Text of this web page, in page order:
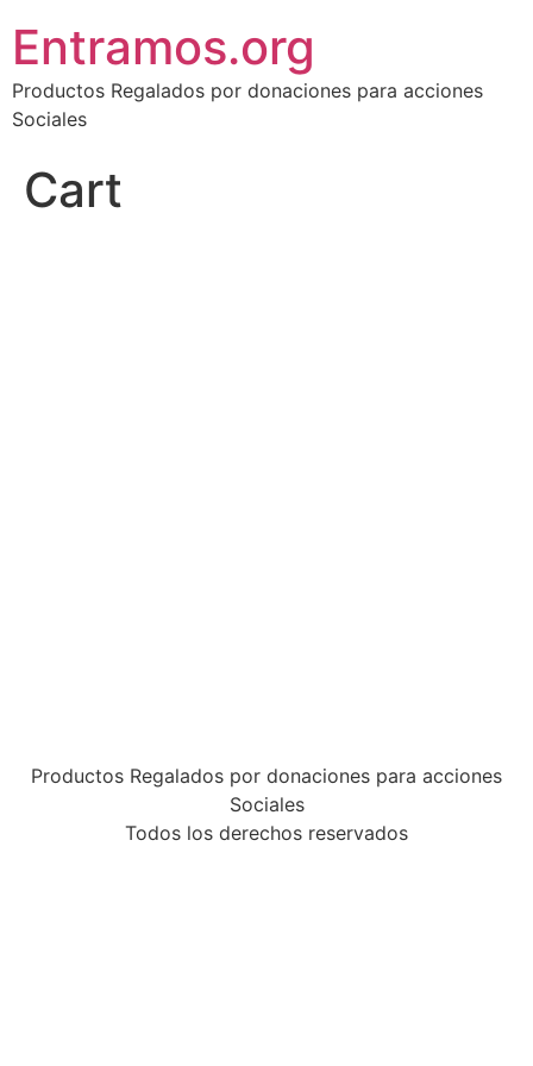
Entramos.org
Productos Regalados por donaciones para acciones
Sociales
Cart
Productos Regalados por donaciones para acciones
Sociales
Todos los derechos reservados